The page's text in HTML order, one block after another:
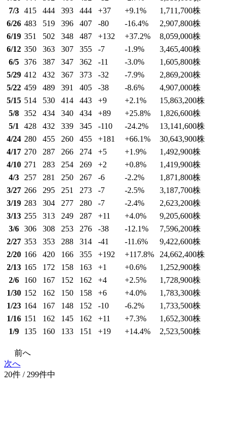
7/3 415 444 393 444 +37 +9.1% 1,711,700株
6/26 483 519 396 407 -80 -16.4% 2,907,800株
6/19 351 502 348 487 +132 +37.2% 8,059,000株
6/12 350 363 307 355 -7 -1.9% 3,465,400株
6/5 376 387 347 362 -11 -3.0% 1,605,800株
5/29 412 432 367 373 -32 -7.9% 2,869,200株
5/22 459 489 391 405 -38 -8.6% 4,907,000株
5/15 514 530 414 443 +9 +2.1% 15,863,200株
5/8 352 434 340 434 +89 +25.8% 1,826,600株
5/1
428 432 339 345 -110 -24.2% 13,141,600株
4/24 280 455 260 455 +181 +66.1% 30,643,900株
4/17 270 287 266 274 +5 +1.9% 1,492,900株
4/10 271 283 254 269 +2 +0.8% 1,419,900株
4/3
257 281 250 267 -6 -2.2% 1,871,800株
3/27 266 295 251 273 -7 -2.5% 3,187,700株
3/19 283 304 277 280 -7 -2.4% 2,623,200株
3/13 255 313 249 287 +11 +4.0% 9,205,600株
3/6 306 308 253 276 -38 -12.1% 7,596,200株
2/27 353 353 288 314 -41 -11.6% 9,422,600株
2/20 166 420 166 355 +192 +117.8% 24,662,400株
2/13 165 172 158 163 +1 +0.6% 1,252,900株
2/6
160 167 152 162 +4 +2.5% 1,728,900株
1/30 152 162 150 158 +6 +4.0% 1,783,300株
1/23 164 167 148 152 -10 -6.2% 1,733,500株
1/16 151 162 145 162 +11 +7.3% 1,652,300株
1/9
135 160 133 151 +19 +14.4% 2,523,500株
前へ
次へ
20件 / 299件中